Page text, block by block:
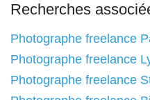
Recherches
Photographe freelance
Photographe freelance
Photographe freelance